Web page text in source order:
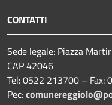
CONTATTI
Sede legale: Piazza
CAP 42046
Tel: 0522 213700 – Fax:
Pec: